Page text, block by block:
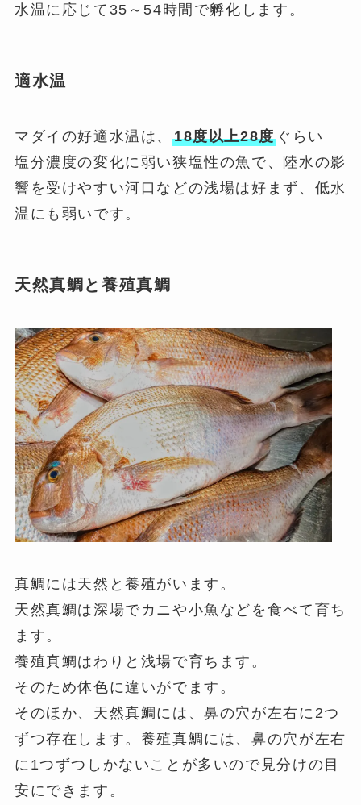
水温に応じて35～54時間で孵化します。
適水温
マダイの好適水温は、18度以上28度ぐらい
塩分濃度の変化に弱い狭塩性の魚で、陸水の影
響を受けやすい河口などの浅場は好まず、低水
温にも弱いです。
天然真鯛と養殖真鯛
真鯛には天然と養殖がいます。
天然真鯛は深場でカニや小魚などを食べて育ち
ます。
養殖真鯛はわりと浅場で育ちます。
そのため体色に違いがでます。
そのほか、天然真鯛には、鼻の穴が左右に2つ
ずつ存在します。養殖真鯛には、鼻の穴が左右
に1つずつしかないことが多いので見分けの目
安にできます。